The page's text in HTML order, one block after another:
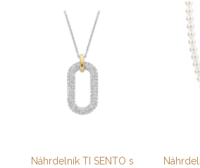
Náhrdelník TI SENTO s